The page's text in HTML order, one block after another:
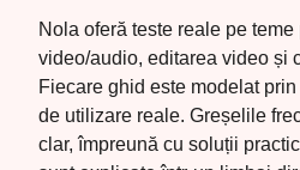
Pasul 3.
Nola oferă teste reale pe
video/audio, editarea video și
Fiecare ghid este modelat
de utilizare reale. Greșelile
clar, împreună cu soluții